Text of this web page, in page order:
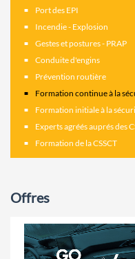
Port des EPI
Incendie - Explosion
Gestes et postures - PRAP
Conduite d'engins
Prévention routière
Formation continue à la
Formation initiale à la
Experts agréés auprés des
Formation de la CSSCT
Offres